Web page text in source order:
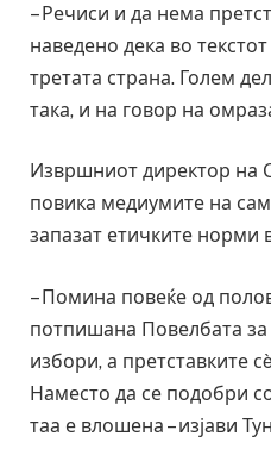
– Речиси и да нема
наведено дека во
третата страна. Голем
така, и на говор на
Извршниот директор на
повика медиумите на
запазат етичките норми
– Помина повеќе од
потпишана Повелбата за
избори, а претставките
Наместо да се подобри
таа е влошена – изјави